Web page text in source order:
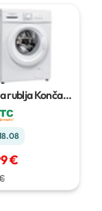
rublja Končar
€